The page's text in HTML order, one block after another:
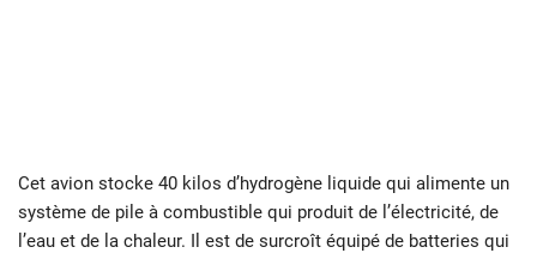
Cet avion stocke 40 kilos d’hydrogène liquide qui alimente un
système de pile à combustible qui produit de l’électricité, de
l’eau et de la chaleur. Il est de surcroît équipé de batteries qui